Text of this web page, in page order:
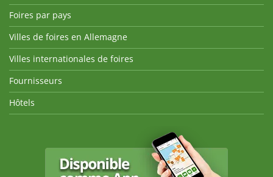
Foires par pays
Villes de foires en Allemagne
Villes internationales de foires
Fournisseurs
Hôtels